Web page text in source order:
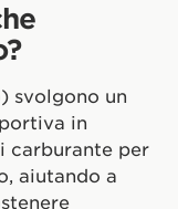
svolgono un
in
carburante per
aiutando a